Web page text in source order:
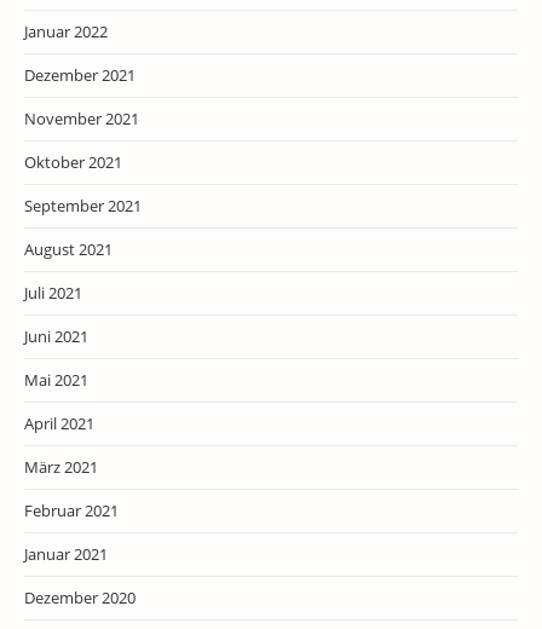
Januar 2022
Dezember 2021
November 2021
Oktober 2021
September 2021
August 2021
Juli 2021
Juni 2021
Mai 2021
April 2021
März 2021
Februar 2021
Januar 2021
Dezember 2020